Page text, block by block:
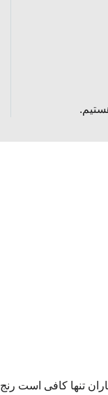
تنها کافی است رنج